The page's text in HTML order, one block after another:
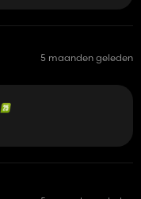
5 maanden geleden